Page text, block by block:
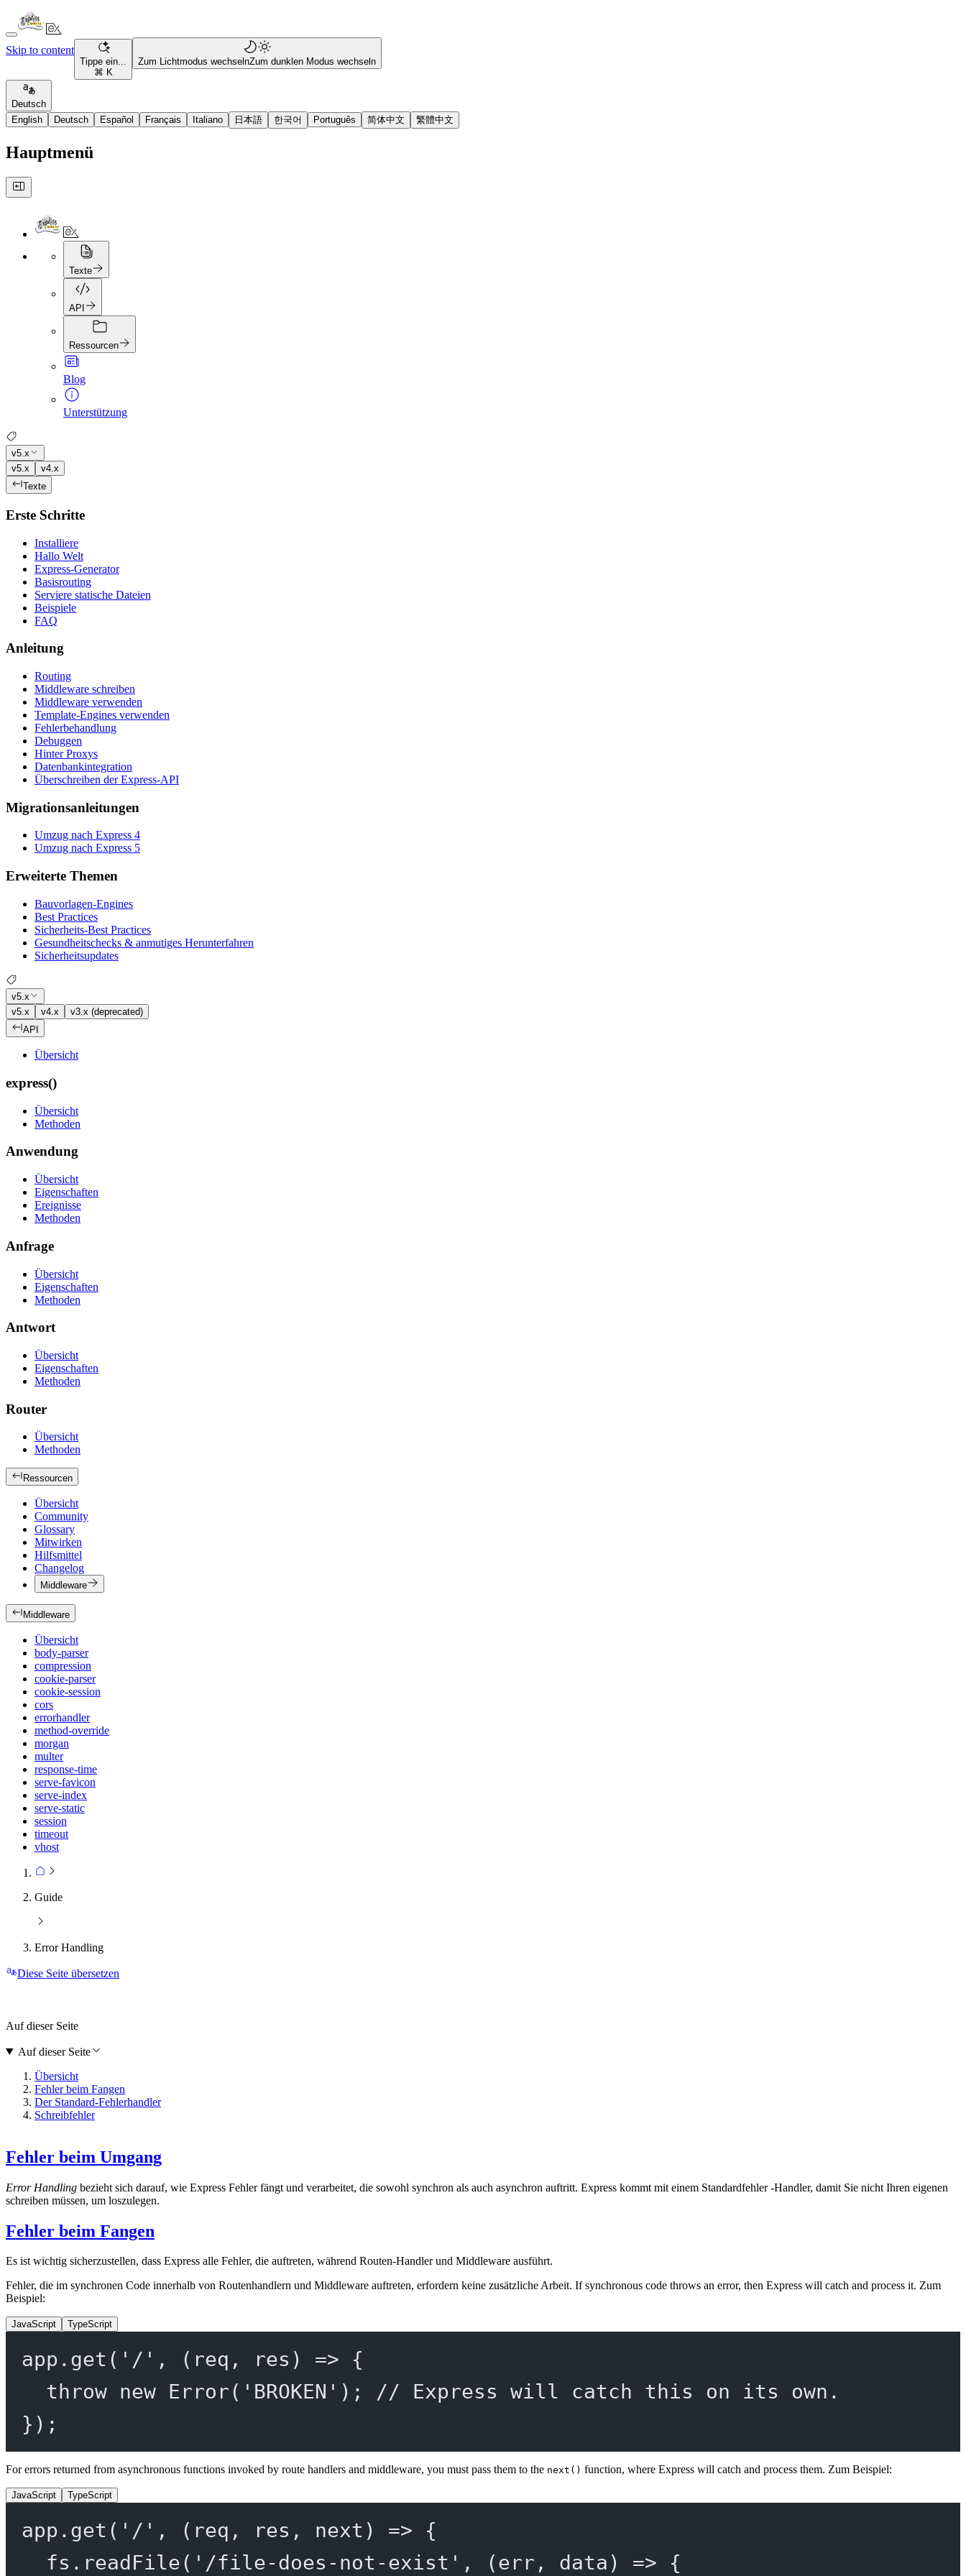
Skip to content
Tippe ein...
⌘ K
Zum Lichtmodus wechselnZum dunklen Modus wechseln
Deutsch
English
Deutsch Español Français Italiano 日本語 한국어 Português 简体中文 繁體中文
Hauptmenü
Texte
API
Ressourcen
Blog
Unterstützung
v5.x
v5.x
v4.x
Texte
Erste Schritte
Installiere
Hallo Welt
Express-Generator
Basisrouting
Serviere statische Dateien
Beispiele
FAQ
Anleitung
Routing
Middleware schreiben
Middleware verwenden
Template-Engines verwenden
Fehlerbehandlung
Debuggen
Hinter Proxys
Datenbankintegration
Überschreiben der Express-API
Migrationsanleitungen
Umzug nach Express 4
Umzug nach Express 5
Erweiterte Themen
Bauvorlagen-Engines
Best Practices
Sicherheits-Best Practices
Gesundheitschecks & anmutiges Herunterfahren
Sicherheitsupdates
v5.x
v5.x
v4.x
v3.x (deprecated)
API
Übersicht
express()
Übersicht
Methoden
Anwendung
Übersicht
Eigenschaften
Ereignisse
Methoden
Anfrage
Übersicht
Eigenschaften
Methoden
Antwort
Übersicht
Eigenschaften
Methoden
Router
Übersicht
Methoden
Ressourcen
Übersicht
Community
Glossary
Mitwirken
Hilfsmittel
Changelog
Middleware
Middleware
Übersicht
body-parser
compression
cookie-parser
cookie-session
cors
errorhandler
method-override
morgan
multer
response-time
serve-favicon
serve-index
serve-static
session
timeout
vhost
Guide
Error Handling
Diese Seite übersetzen
Fehler beim Umgang
Error Handling bezieht sich darauf, wie Express Fehler fängt und verarbeitet, die sowohl synchron als auch asynchron auftritt. Express kommt mit einem Standardfehler -Handler, damit Sie nicht Ihren eigenen
schreiben müssen, um loszulegen.
Fehler beim Fangen
Es ist wichtig sicherzustellen, dass Express alle Fehler, die auftreten, während Routen-Handler und Middleware ausführt.
Fehler, die im synchronen Code innerhalb von Routenhandlern und Middleware auftreten, erfordern keine zusätzliche Arbeit. If synchronous code throws an error, then Express will catch and process it. Zum
Beispiel:
JavaScript TypeScript
app. get ( '/' , ( req , res ) => {
throw
new Error( 'BROKEN' );
// Express will catch this on its own.
});
For errors returned from asynchronous functions invoked by route handlers and middleware, you must pass them to the next() function, where Express will catch and process them. Zum Beispiel:
JavaScript TypeScript
app. get ( '/' , ( req , res , next ) => {
fs. readFile( '/file-does-not-exist' , (err , data ) => {
Auf dieser Seite
Auf dieser Seite
Übersicht
Fehler beim Fangen
Der Standard-Fehlerhandler
Schreibfehler